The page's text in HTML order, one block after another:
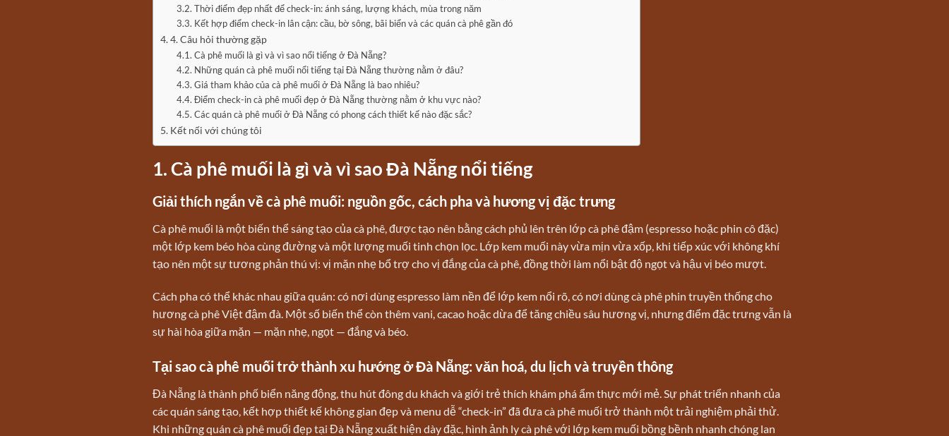
Thời điểm đẹp nhất để check-in: ánh sáng, lượng khách, mùa trong năm
Kết hợp điểm check-in lân cận: cầu, bờ sông, bãi biển và các quán cà phê gần đó
4. Câu hỏi thường gặp
Cà phê muối là gì và vì sao nổi tiếng ở Đà Nẵng?
Những quán cà phê muối nổi tiếng tại Đà Nẵng thường nằm ở đâu?
Giá tham khảo của cà phê muối ở Đà Nẵng là bao nhiêu?
Điểm check-in cà phê muối đẹp ở Đà Nẵng thường nằm ở khu vực nào?
Các quán cà phê muối ở Đà Nẵng có phong cách thiết kế nào đặc sắc?
Kết nối với chúng tôi
1. Cà phê muối là gì và vì sao Đà Nẵng nổi tiếng
Giải thích ngắn về cà phê muối: nguồn gốc, cách pha và hương vị đặc trưng
Cà phê muối là một biến thể sáng tạo của cà phê, được tạo nên bằng cách phủ lên trên lớp cà phê đậm (espresso hoặc phin cô đặc)
một lớp kem béo hòa cùng đường và một lượng muối tinh chọn lọc. Lớp kem muối này vừa mịn vừa xốp, khi tiếp xúc với không khí
tạo nên một sự tương phản thú vị: vị mặn nhẹ bổ trợ cho vị đắng của cà phê, đồng thời làm nổi bật độ ngọt và hậu vị béo mượt.
Cách pha có thể khác nhau giữa quán: có nơi dùng espresso làm nền để lớp kem nổi rõ, có nơi dùng cà phê phin truyền thống cho
hương cà phê Việt đậm đà. Một số biến thể còn thêm vani, cacao hoặc dừa để tăng chiều sâu hương vị, nhưng điểm đặc trưng vẫn là
sự hài hòa giữa mặn — mặn nhẹ, ngọt — đắng và béo.
Tại sao cà phê muối trở thành xu hướng ở Đà Nẵng: văn hoá, du lịch và truyền thông
Đà Nẵng là thành phố biển năng động, thu hút đông du khách và giới trẻ thích khám phá ẩm thực mới mẻ. Sự phát triển nhanh của
các quán sáng tạo, kết hợp thiết kế không gian đẹp và menu dễ “check-in” đã đưa cà phê muối trở thành một trải nghiệm phải thử.
Khi những quán cà phê muối đẹp tại Đà Nẵng xuất hiện dày đặc, hình ảnh ly cà phê với lớp kem muối bồng bềnh nhanh chóng lan